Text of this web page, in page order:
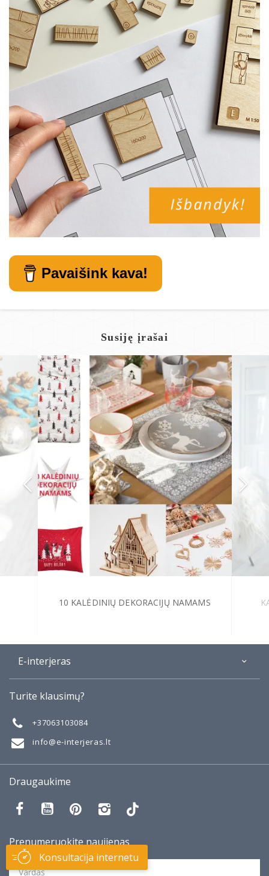
Pavaišink kava!
Susiję įrašai
10 KALĖDINIŲ DEKORACIJŲ NAMAMS
E-interjeras
Mano darbai
Taisyklės
Turite klausimų?
+37063103084
info@e-interjeras.lt
Draugaukime
Prenumeruokite naujienas
Konsultacija internetu